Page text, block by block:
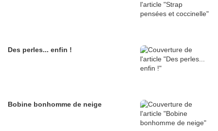
Des perles... enfin !
Bobine bonhomme de neige